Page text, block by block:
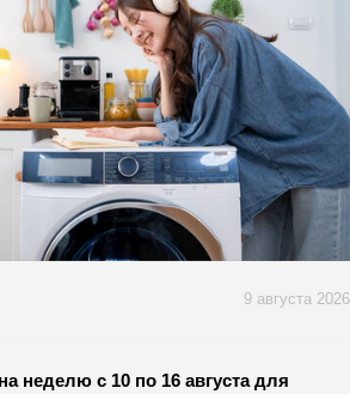
9 августа 2026
неделю с 10 по 16 августа для